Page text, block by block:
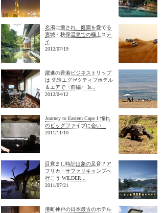
名湯に癒され、庭園を愛でる
宮城・秋保温泉での極上ステ
イ
2012/07/19
躍進の香港ビジネストリップ
は 先進エグゼクティブホテル
＆エアで〈前編〉 Is...
2012/04/12
Journey to Eastern Cape 1 憧れ
のビッグファイブに会い...
2011/11/10
目覚まし時計は象の足音!? ア
フリカ・サファリキャンプへ
行こう WILDER...
2011/07/21
港町神戸の日本最古のホテル